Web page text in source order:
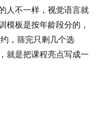
人不一样，视觉语言就
模板是按年龄段分的，
，筛完只剩几个选
就是把课程亮点写成一